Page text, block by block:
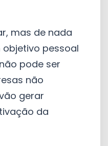
mas de nada
pessoal
pode ser
não
gerar
da